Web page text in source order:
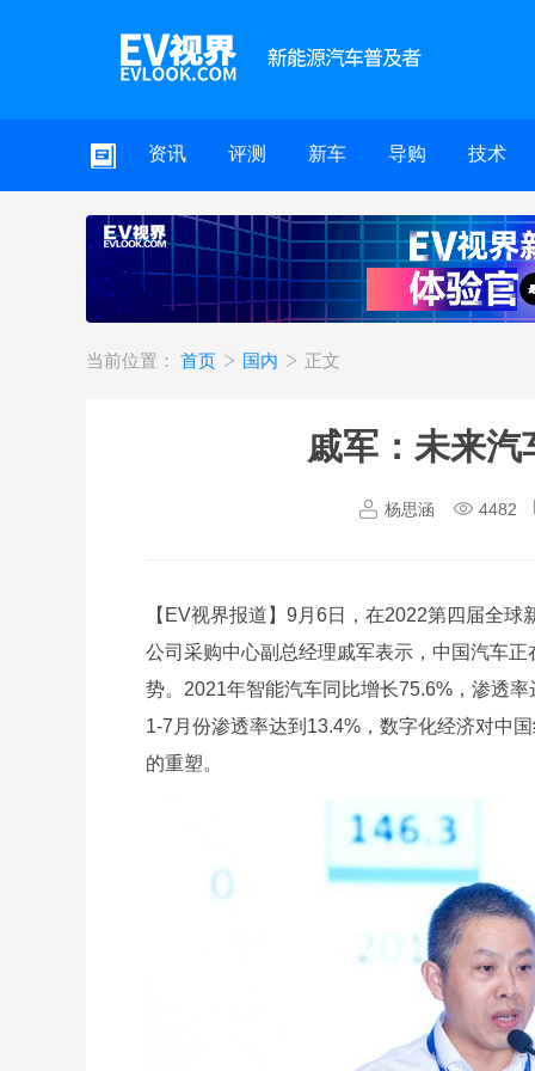
资讯 评测 新车 导购 技术
当前位置： 首页 国内 正文
戚军：未来
杨思涵 4482
【EV视界报道】9月6日，在2022第四届全
公司采购中心副总经理戚军表示，中国汽车
势。2021年智能汽车同比增长75.6%，渗透
1-7月份渗透率达到13.4%，数字化经济对中
的重塑。